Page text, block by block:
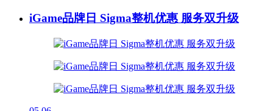
iGame品牌日 Sigma整机优惠 服务双升级